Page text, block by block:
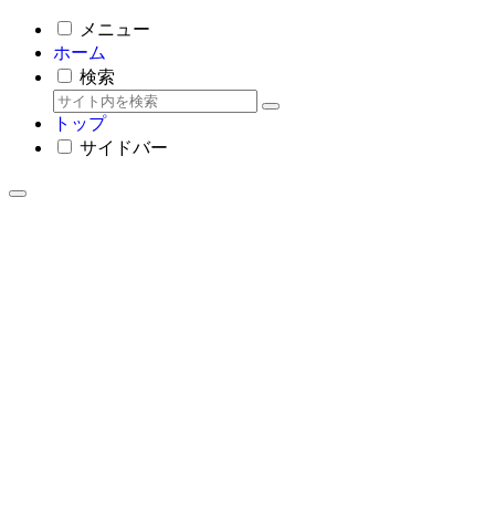
メニュー
ホーム
検索
トップ
サイドバー